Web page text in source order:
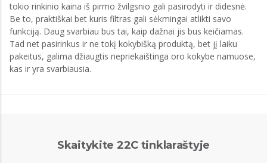
tokio rinkinio kaina iš pirmo žvilgsnio gali pasirodyti ir didesnė.
Be to, praktiškai bet kuris filtras gali sėkmingai atlikti savo
funkciją. Daug svarbiau bus tai, kaip dažnai jis bus keičiamas.
Tad net pasirinkus ir ne tokį kokybišką produktą, bet jį laiku
pakeitus, galima džiaugtis nepriekaištinga oro kokybe namuose,
kas ir yra svarbiausia.
Skaitykite 22C tinklaraštyje